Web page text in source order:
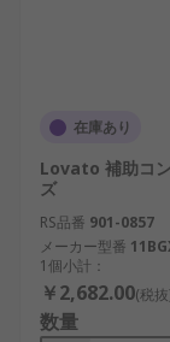
造されています
多く存在し、用
RS PRO
で、産業
います。
制御機器の
Schneider
ローバル企
で知られて
在庫あり
Lovato 補助コ
ズ
RS品番 901-0857
メーカー型番
1個小計：
￥2,682.00(税
数量